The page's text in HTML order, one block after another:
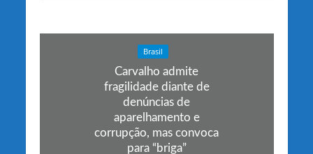
Brasil
Carvalho admite
fragilidade diante de
denúncias de
aparelhamento e
corrupção, mas convoca
para “briga”